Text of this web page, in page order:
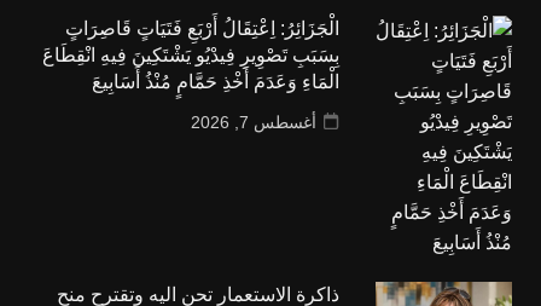
الْجَزَائِرُ: اِعْتِقَالُ أَرْبَعِ فَتَيَاتٍ قَاصِرَاتٍ
بِسَبَبِ تَصْوِيرِ فِيدْيُو يَشْتَكِينَ فِيهِ انْقِطَاعَ
الْمَاءِ وَعَدَمَ أَخْذِ حَمَّامٍ مُنْذُ أَسَابِيعَ
أغسطس 7, 2026
ذاكرة الاستعمار تحن اليه وتقترح منح